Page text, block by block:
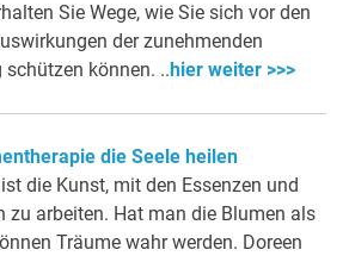
Sie Wege, wie Sie sich vor den
der zunehmenden
schützen können. .. hier weiter >>>
die Seele heilen
die Kunst, mit den Essenzen und
zu arbeiten. Hat man die Blumen als
Träume wahr werden. Doreen